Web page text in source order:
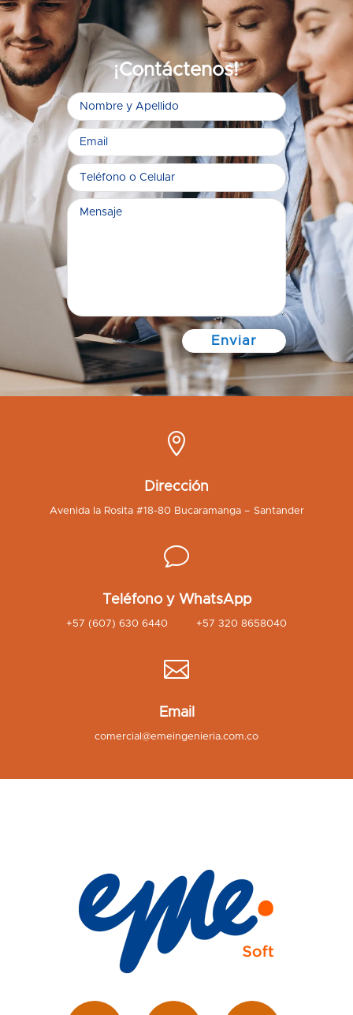
¡Contáctenos!
Enviar

Dirección
Avenida la Rosita #18-80 Bucaramanga – Santander
v
Teléfono y WhatsApp
+57 (607) 630 6440 +57 320 8658040

Email
comercial@emeingenieria.com.co